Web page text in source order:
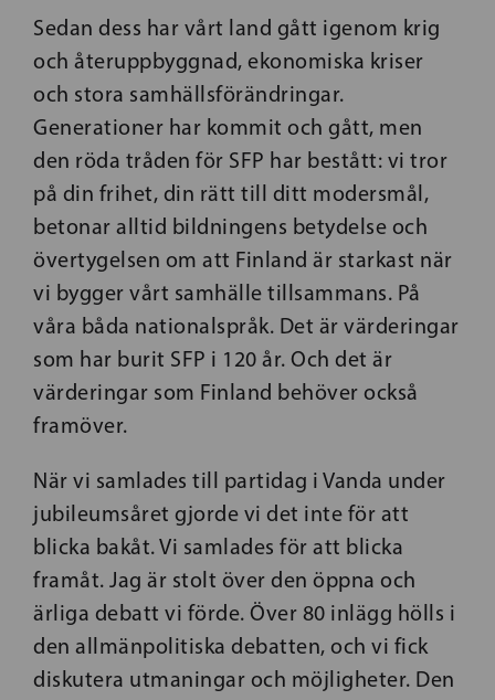
Sedan dess har vårt land gått igenom krig
och återuppbyggnad, ekonomiska kriser
och stora samhällsförändringar.
Generationer har kommit och gått, men
den röda tråden för SFP har bestått: vi tror
på din frihet, din rätt till ditt modersmål,
betonar alltid bildningens betydelse och
övertygelsen om att Finland är starkast när
vi bygger vårt samhälle tillsammans. På
våra båda nationalspråk. Det är värderingar
som har burit SFP i 120 år. Och det är
värderingar som Finland behöver också
framöver.
När vi samlades till partidag i Vanda under
jubileumsåret gjorde vi det inte för att
blicka bakåt. Vi samlades för att blicka
framåt. Jag är stolt över den öppna och
ärliga debatt vi förde. Över 80 inlägg hölls i
den allmänpolitiska debatten, och vi fick
diskutera utmaningar och möjligheter. Den